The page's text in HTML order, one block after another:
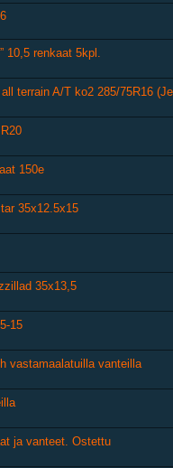
10,5 renkaat 5kpl.
terrain A/T ko2 285/75R16
150e
35x12.5x15
35x13,5
15
vastamaalatuilla vanteilla
ja vanteet. Ostettu